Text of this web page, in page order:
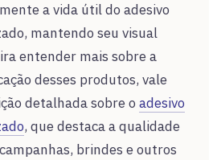
a vida útil do adesivo
mantendo seu visual
entender mais sobre a
desses produtos, vale
detalhada sobre o adesivo
, que destaca a qualidade
brindes e outros